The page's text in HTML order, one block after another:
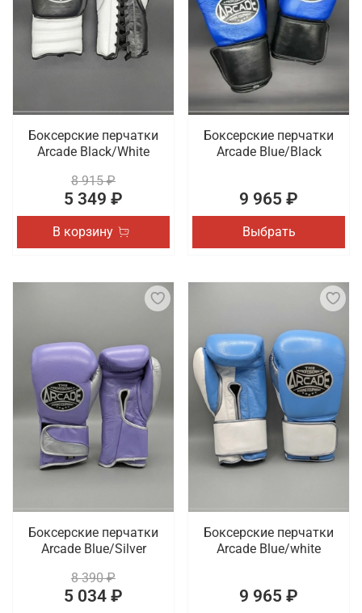
Боксерские перчатки
Arcade Black/White
8 915 ₽
5 349 ₽
В корзину
Боксерские перчатки
Arcade Blue/Black
9 965 ₽
Выбрать
Боксерские перчатки
Arcade Blue/Silver
8 390 ₽
5 034 ₽
Боксерские перчатки
Arcade Blue/white
9 965 ₽